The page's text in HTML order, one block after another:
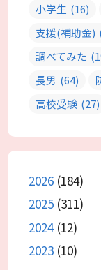
小学生 (16)
支援(補助金)
調べてみた
長男 (64)
高校受験 (27)
2026 (184)
2025 (311)
2024(12)
2023 (10)